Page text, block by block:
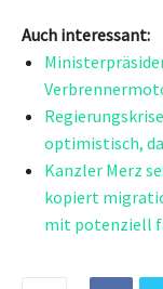
Auch interessant:
optimistisch,
Kanzler Merz
kopiert
mit potenziell